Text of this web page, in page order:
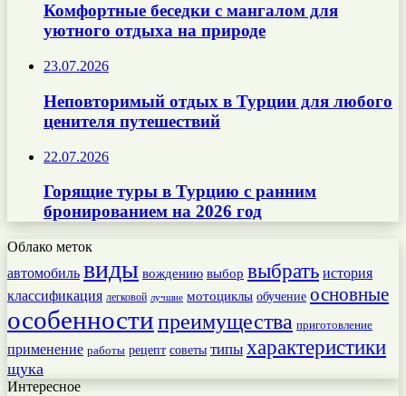
Комфортные беседки с мангалом для
уютного отдыха на природе
23.07.2026
Неповторимый отдых в Турции для любого
ценителя путешествий
22.07.2026
Горящие туры в Турцию с ранним
бронированием на 2026 год
Облако меток
автомобиль виды вождению выбор выбрать история
классификация легковой лучшие мотоциклы обучение основные
особенностипреимущества приготовление
применение работы рецепт советы типы характеристики
щука
Интересное